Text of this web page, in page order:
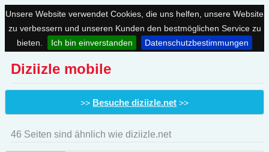
Unsere Website verwendet Cookies, die uns helfen, unsere Website
zu verbessern und unseren Kunden den bestmöglichen Service zu
bieten.
Ich bin einverstanden Datenschutzbestimmungen
Diziizle mobile
>> Besuche diziizle.net >>
46 Seiten sind ähnlich wie diziizle.net